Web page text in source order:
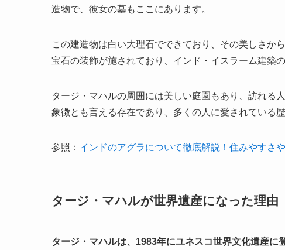
造物で、彼女の墓もここにあります。
この建造物は白い大理石でできており、その美しさか
宝石の装飾が施されており、インド・イスラーム建築
タージ・マハルの周囲には美しい庭園もあり、訪れる
象徴とも言える存在であり、多くの人に愛されている
参照： インドのアグラについて徹底解説！住みやすさ
タージ・マハルが世界遺産になった理由
タージ・マハルは、1983年にユネスコ世界文化遺産に